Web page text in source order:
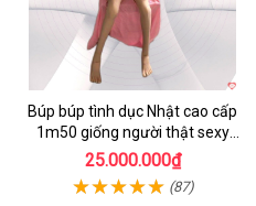
Búp búp tình dục Nhật cao cấp
1m50 giống người thật sexy
mềm mại
25.000.000₫
(87)